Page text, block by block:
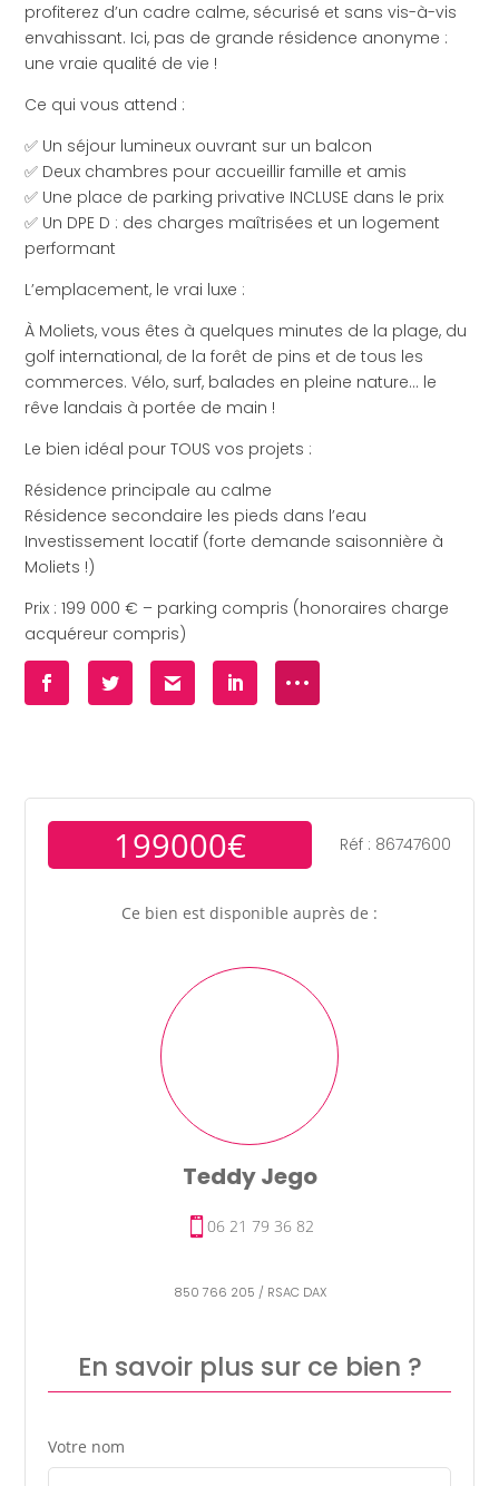
profiterez d’un cadre calme, sécurisé et sans vis-à-vis
envahissant. Ici, pas de grande résidence anonyme :
une vraie qualité de vie !
Ce qui vous attend :
✅ Un séjour lumineux ouvrant sur un balcon
✅ Deux chambres pour accueillir famille et amis
✅ Une place de parking privative INCLUSE dans le prix
✅ Un DPE D : des charges maîtrisées et un logement
performant
L’emplacement, le vrai luxe :
À Moliets, vous êtes à quelques minutes de la plage, du
golf international, de la forêt de pins et de tous les
commerces. Vélo, surf, balades en pleine nature… le
rêve landais à portée de main !
Le bien idéal pour TOUS vos projets :
Résidence principale au calme
Résidence secondaire les pieds dans l’eau
Investissement locatif (forte demande saisonnière à
Moliets !)
Prix : 199 000 € – parking compris (honoraires charge
acquéreur compris)
199000€ Réf : 86747600
Ce bien est disponible auprès de :
Teddy Jego
850 766 205 / RSAC DAX
06 21 79 36 82
En savoir plus sur ce bien ?
Votre nom